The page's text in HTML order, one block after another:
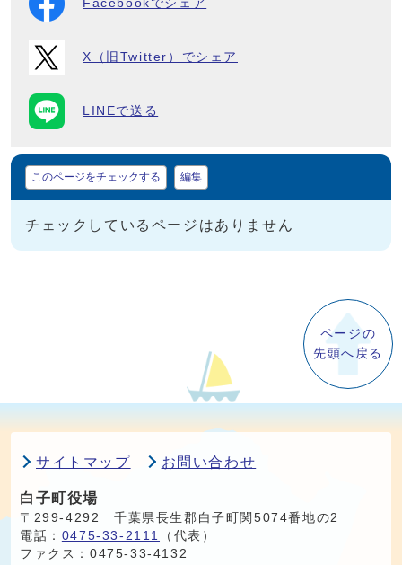
Facebookでシェア
X（旧Twitter）でシェア
LINEで送る
マイページ
このページをチェックする 編集
チェックしているページはありません
ページの
先頭へ戻る
サイトマップ お問い合わせ
白子町役場
〒299-4292 千葉県長生郡白子町関5074番地の2
電話： 0475-33-2111
（代表）
ファクス：0475-33-4132